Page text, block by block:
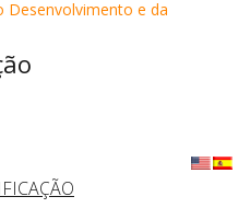
Desenvolvimento e da